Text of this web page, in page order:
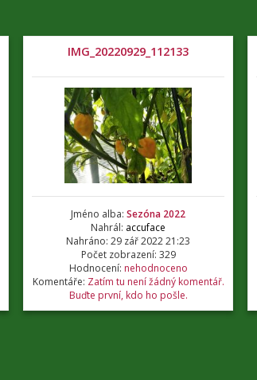
IMG_20220929_112133
Jméno alba: Sezóna 2022
Nahrál: accuface
Nahráno: 29 zář 2022 21:23
Počet zobrazení: 329
Hodnocení: nehodnoceno
Komentáře: Zatím tu není žádný komentář.
Buďte první, kdo ho pošle.